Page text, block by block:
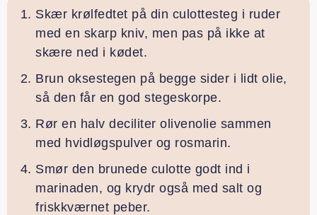
Skær krølfedtet på din culottesteg i ruder
med en skarp kniv, men pas på ikke at
skære ned i kødet.
Brun oksestegen på begge sider i lidt olie,
så den får en god stegeskorpe.
Rør en halv deciliter olivenolie sammen
med hvidløgspulver og rosmarin.
Smør den brunede culotte godt ind i
marinaden, og krydr også med salt og
friskkværnet peber.